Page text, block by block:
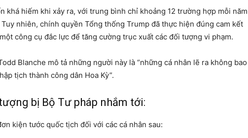
khá hiếm khi xảy ra, với trung bình chỉ khoảng 12 trường hợp mỗi năm
nhiên, chính quyền Tổng thống Trump đã thực hiện đúng cam kết
công cụ đắc lực để tăng cường trục xuất các đối tượng vi phạm.
Blanche mô tả những người này là “những cá nhân lẽ ra không bao
tịch thành công dân Hoa Kỳ”.
bị Bộ Tư pháp nhắm tới:
kiện tước quốc tịch đối với các cá nhân sau: